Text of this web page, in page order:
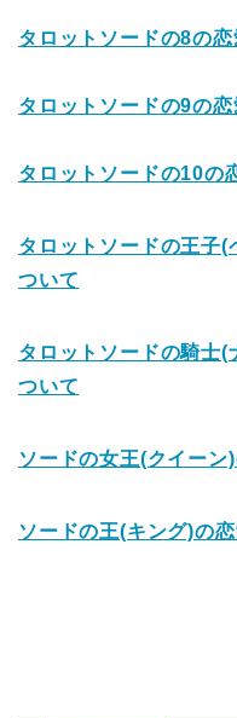
タロットソードの8の
タロットソードの9の
タロットソードの10の
タロットソードの王子(
ついて
タロットソードの騎士(
ついて
ソードの女王(クイーン
ソードの王(キング)の